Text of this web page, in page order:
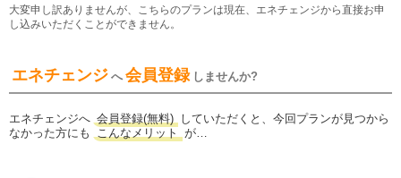
大変申し訳ありませんが、こちらのプランは現在、エネチェンジから直接お申
し込みいただくことができません。
エネチェンジ へ 会員登録 しませんか?
エネチェンジへ 会員登録(無料) していただくと、今回プランが見つから
なかった方にも
こんなメリット が…